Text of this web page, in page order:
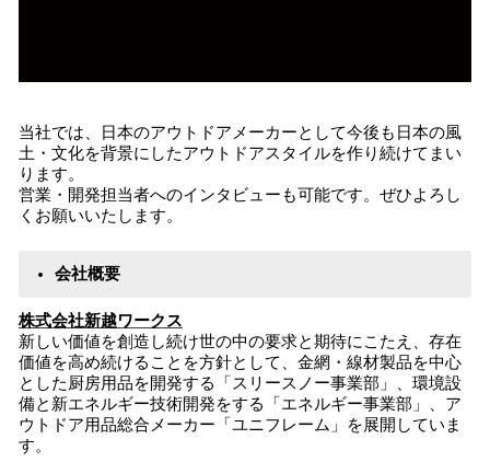
当社では、日本のアウトドアメーカーとして今後も日本の風
土・文化を背景にしたアウトドアスタイルを作り続けてまい
ります。
営業・開発担当者へのインタビューも可能です。ぜひよろし
くお願いいたします。
会社概要
株式会社新越ワークス
新しい価値を創造し続け世の中の要求と期待にこたえ、存在
価値を高め続けることを方針として、金網・線材製品を中心
とした厨房用品を開発する「スリースノー事業部」、環境設
備と新エネルギー技術開発をする「エネルギー事業部」、ア
ウトドア用品総合メーカー「ユニフレーム」を展開していま
す。